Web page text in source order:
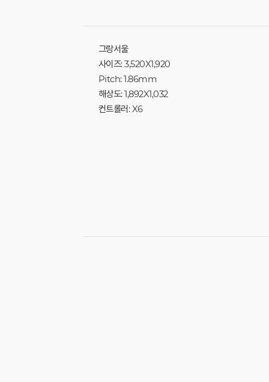
그랑서울
사이즈: 3,520X1,920
Pitch: 1.86mm
해상도: 1,892X1,032
컨트롤러: X6